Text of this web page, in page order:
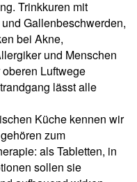
Trinkkuren mit
Gallenbeschwerden,
bei Akne,
und Menschen
Luftwege
lässt alle
Küche kennen wir
zum
als Tabletten, in
sollen sie